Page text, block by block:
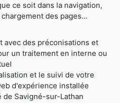
ce soit dans la navigation,
des pages...
avec des préconisations et
un traitement en interne ou
et le suivi de votre
d'expérience installée
Savigné-sur-Lathan